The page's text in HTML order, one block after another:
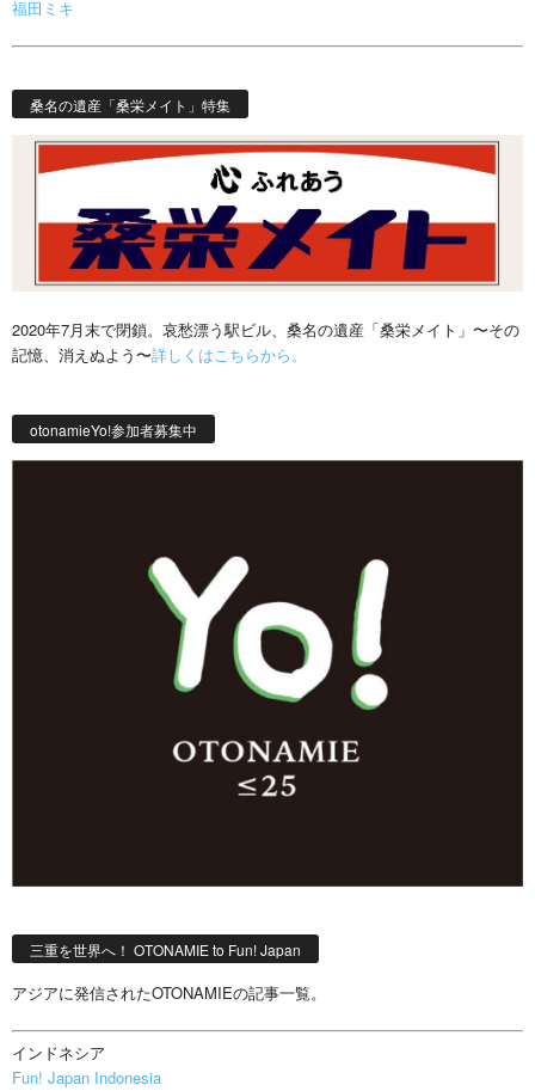
福田ミキ
桑名の遺産「桑栄メイト」特集
2020年7月末で閉鎖。哀愁漂う駅ビル、桑名の遺産「桑栄メイト」〜その
記憶、消えぬよう〜詳しくはこちらから。
otonamieYo!参加者募集中
三重を世界へ！ OTONAMIE to Fun! Japan
アジアに発信されたOTONAMIEの記事一覧。
インドネシア
Fun! Japan Indonesia